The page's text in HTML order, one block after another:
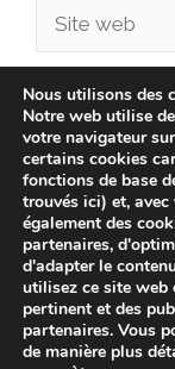
Site
Enregistrer
dans le
Nous utilisons des
Notre web utilise
votre navigateur
certains cookies
fonctions de base
trouvés ici) et,
également des
partenaires,
d'adapter le
utilisez ce site web
pertinent et des
partenaires. Vous
de manière plus